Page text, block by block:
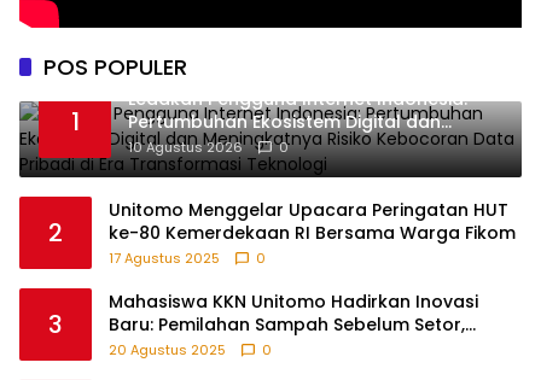
POS POPULER
1
Ledakan Pengguna Internet Indonesia:
Pertumbuhan Ekosistem Digital dan
Meningkatnya Risiko Kebocoran Data
Pribadi di Era Transformasi Teknologi
10 Agustus 2026 0
2
Unitomo Menggelar Upacara Peringatan HUT
ke-80 Kemerdekaan RI Bersama Warga Fikom
17 Agustus 2025 0
3
Mahasiswa KKN Unitomo Hadirkan Inovasi
Baru: Pemilahan Sampah Sebelum Setor,
Anak-anak Turut Partisipasi Lewat Game
20 Agustus 2025 0